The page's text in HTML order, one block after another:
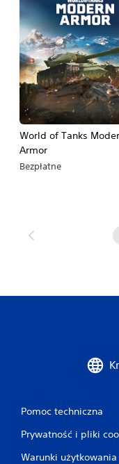
World of Tanks
Armor
Bezpłatne
Pomoc techniczna
Prywatność i pliki
Warunki